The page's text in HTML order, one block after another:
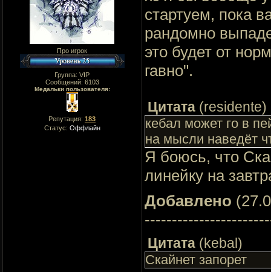
Про игрок
Группа: VIP
Сообщений: 6103
Медальки пользователя:
Репутация: 183
Статус: Оффлайн
стартуем, пока
рандомно
это будет от
гавно".
Цитата (residente)
кебал может го в
на мысли наведёт
Я боюсь, что
линейку на
Добавлено
Цитата (kebal)
Скайнет запорет